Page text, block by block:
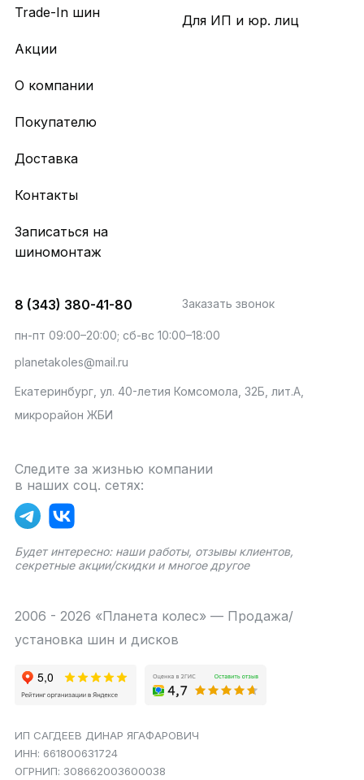
Trade-In шин
Акции
Для ИП и юр. лиц
О компании
Покупателю
Доставка
Контакты
Записаться на
шиномонтаж
8 (343) 380-41-80 Заказать звонок
пн-пт 09:00–20:00; сб-вс 10:00–18:00
planetakoles@mail.ru
Екатеринбург, ул. 40-летия Комсомола, 32Б, лит.А,
микрорайон ЖБИ
Следите за жизнью компании
в наших соц. сетях:
Будет интересно: наши работы, отзывы клиентов,
секретные акции/скидки и многое другое
2006 - 2026 «Планета колес» — Продажа/
установка шин и дисков
ИП САГДЕЕВ ДИНАР ЯГАФАРОВИЧ
ИНН: 661800631724
ОГРНИП: 308662003600038